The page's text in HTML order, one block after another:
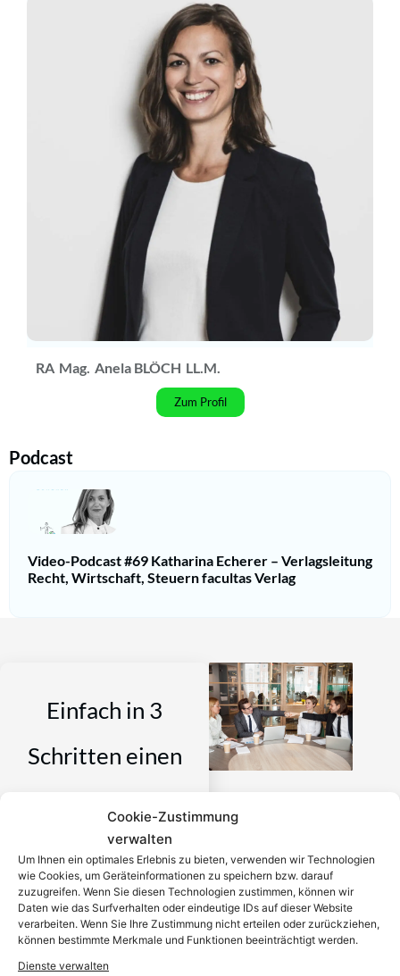
Cookie-Zustimmung
verwalten
Um Ihnen ein optimales Erlebnis zu bieten, verwenden wir Technologien
wie Cookies, um Geräteinformationen zu speichern bzw. darauf
zuzugreifen. Wenn Sie diesen Technologien zustimmen, können wir
Daten wie das Surfverhalten oder eindeutige IDs auf dieser Website
verarbeiten. Wenn Sie Ihre Zustimmung nicht erteilen oder zurückziehen,
können bestimmte Merkmale und Funktionen beeinträchtigt werden.
Dienste verwalten
RA Mag. Anela BLÖCH LL.M.
Zum Profil
Podcast
Video-Podcast #69 Katharina Echerer – Verlagsleitung
Recht, Wirtschaft, Steuern facultas Verlag
Einfach in 3
Schritten einen
der auf Ihr
Rechtsproblem
spezialisiert ist